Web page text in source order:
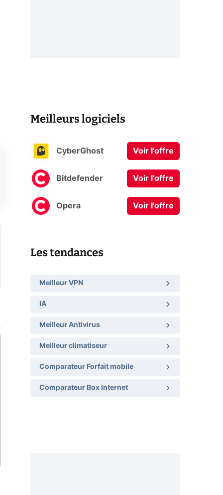
Meilleurs logiciels
CyberGhost Voir l'offre
Bitdefender Voir l'offre
Opera Voir l'offre
Les tendances
Meilleur VPN
IA
Meilleur Antivirus
Meilleur climatiseur
Comparateur Forfait mobile
Comparateur Box Internet